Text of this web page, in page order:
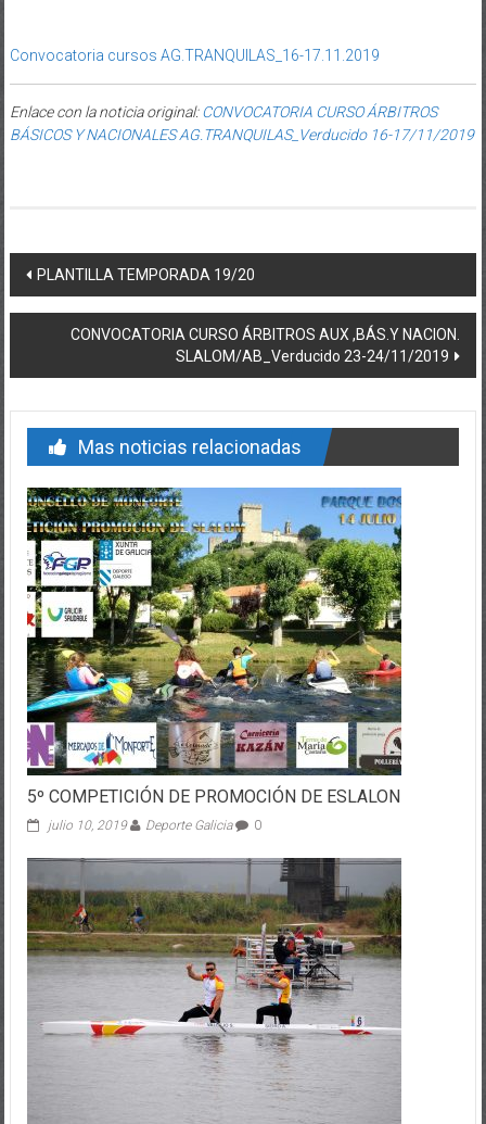
Convocatoria cursos AG.TRANQUILAS_16-17.11.2019
Enlace con la noticia original:CONVOCATORIA CURSO ÁRBITROS
BÁSICOS Y NACIONALES AG.TRANQUILAS_Verducido 16-17/11/2019
Post navigation
PLANTILLA TEMPORADA 19/20
CONVOCATORIA CURSO ÁRBITROS AUX ,BÁS.Y NACION.
SLALOM/AB_Verducido 23-24/11/2019
Mas noticias relacionadas
5º COMPETICIÓN DE PROMOCIÓN DE ESLALON
julio 10, 2019 Deporte Galicia 0